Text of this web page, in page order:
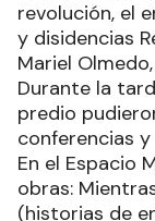
revolución, el
y disidencias
Mariel
Durante la
predio
conferencias
En el Espacio
obras:
(historias de